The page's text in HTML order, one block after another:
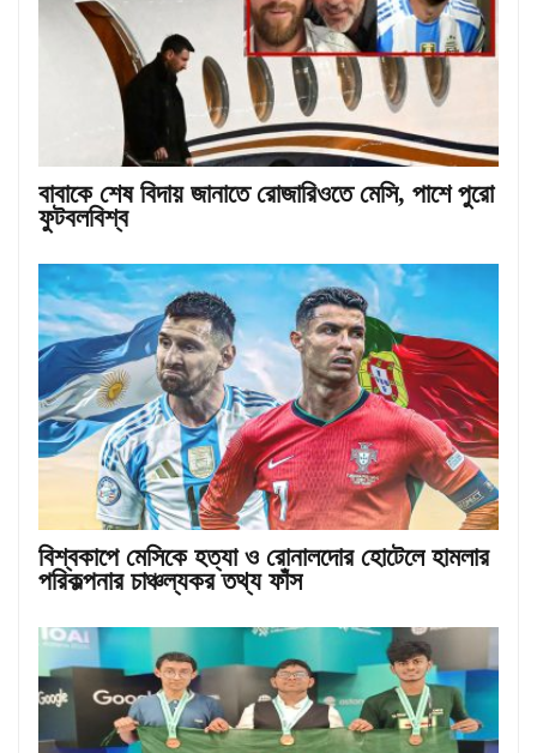
বাবাকে শেষ বিদায় জানাতে রোজারিওতে মেসি, পাশে পুরো
ফুটবলবিশ্ব
বিশ্বকাপে মেসিকে হত্যা ও রোনালদোর হোটেলে হামলার
পরিকল্পনার চাঞ্চল্যকর তথ্য ফাঁস